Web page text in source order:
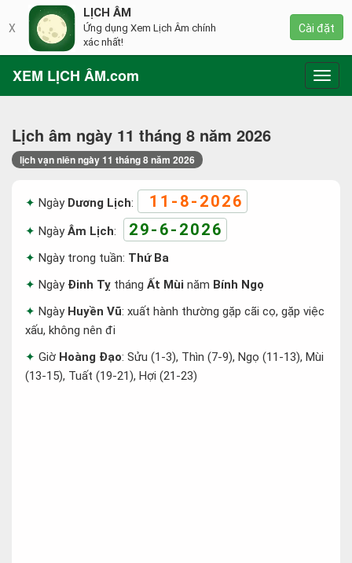
XEM LỊCH ÂM.com
Lịch âm ngày 11 tháng 8 năm 2026
lịch vạn niên ngày 11 tháng 8 năm 2026
Ngày Dương Lịch: 11-8-2026
NgàyÂm Lịch: 29-6-2026
Ngày trong tuần: Thứ Ba
Ngày Đinh Tỵ tháng Ất Mùi năm Bính Ngọ
Ngày Huyền Vũ: xuất hành thường gặp cãi cọ, gặp việc
xấu, không nên đi
Giờ Hoàng Đạo: Sửu (1-3), Thìn (7-9), Ngọ (11-13), Mùi
(13-15), Tuất (19-21), Hợi (21-23)
X
LỊCH ÂM
Ứng dụng Xem Lịch Âm chính
xác nhất!
Cài đặt